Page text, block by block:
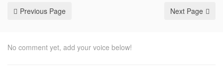
Previous Page Next Page
No comment yet, add your voice below!